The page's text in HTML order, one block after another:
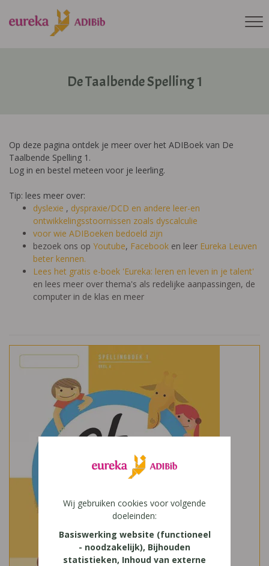
De Taalbende Spelling 1
Op deze pagina ontdek je meer over het ADIBoek van De
Taalbende Spelling 1.
Log in en bestel meteen voor je leerling.
Tip: lees meer over:
dyslexie , dyspraxie/DCD en andere leer-en
ontwikkelingsstoornissen zoals dyscalculie
voor wie ADIBoeken bedoeld zijn
bezoek ons op Youtube, Facebook en leer Eureka Leuven
beter kennen.
Lees het gratis e-boek 'Eureka: leren en leven in je talent'
en lees meer over thema's als redelijke aanpassingen, de
computer in de klas en meer
Wij gebruiken cookies voor volgende
doeleinden:
Basiswerking website (functioneel
- noodzakelijk), Bijhouden
statistieken, Inhoud van externe